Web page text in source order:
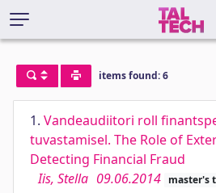
items found: 6
1. Vandeaudiitori roll
tuvastamisel. The Role of
Detecting Financial Fraud
Iis, Stella 09.06.2014 master's